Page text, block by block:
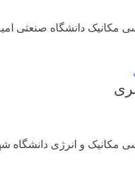
مکانیک دانشگاه صنعتی
مکانیک و انرژی دانشگاه